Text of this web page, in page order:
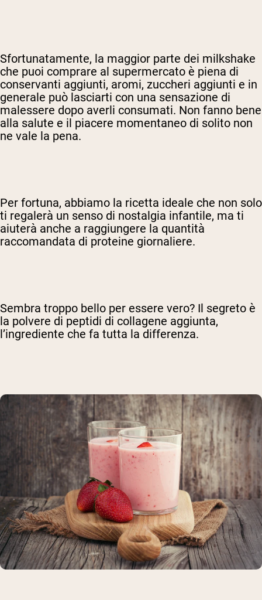
Sfortunatamente, la maggior parte dei milkshake
che puoi comprare al supermercato è piena di
conservanti aggiunti, aromi, zuccheri aggiunti e in
generale può lasciarti con una sensazione di
malessere dopo averli consumati. Non fanno bene
alla salute e il piacere momentaneo di solito non
ne vale la pena.
Per fortuna, abbiamo la ricetta ideale che non solo
ti regalerà un senso di nostalgia infantile, ma ti
aiuterà anche a raggiungere la quantità
raccomandata di proteine giornaliere.
Sembra troppo bello per essere vero? Il segreto è
la polvere di peptidi di collagene aggiunta,
l’ingrediente che fa tutta la differenza.